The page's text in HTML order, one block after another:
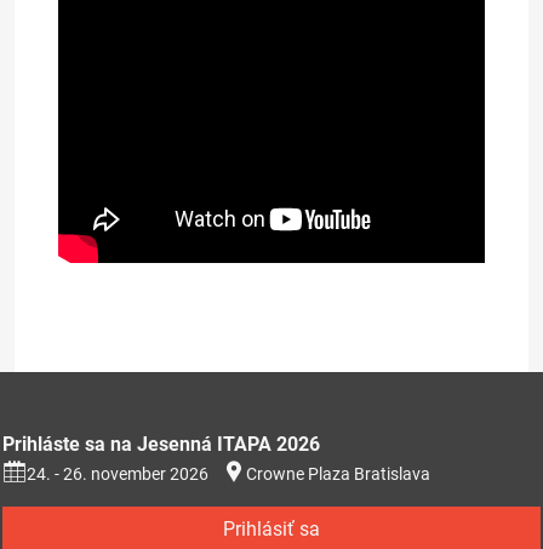
Prezentácia na stiahnutie (353kB)
Prihláste sa na Jesenná ITAPA 2026
24. - 26. november 2026 Crowne Plaza Bratislava
Prihlásiť sa